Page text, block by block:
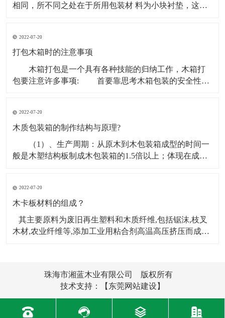
相同，所不同之处在于所用包装材 料为小块衬垫，这些
箱的用包装材料把易碎物品填塞起来或进行加固 ，这样
可以吸收振动或冲击的能量，并将其引导到产品强度
2022-07-20
打包木箱时的注意事项
木箱打包是一个具有各种技能的归纳工作，木箱打
包要注意许多事项: 首要靠思考木箱包装的安全性和
木箱打包之前要先上门丈量标准，其非有必要查询机器
设备的底座组织，看底座是带轮子的仍是脚杯的，假定
2022-07-20
木质包装箱的制作结构与原理?
（1）、生产周期：从原木到木包装箱成型的时间一
般是木塑结构板制成木包装箱的1.5倍以上；体现在成本
变，用原木制箱10人完成的量，而用木塑结构板制箱则
只需3人即可完成，节约人工工资约70%，同时
2022-07-20
木卡板材料的组成？
其主要原料为废旧再生塑料和木质纤维,包括锯沫,枝叉
木材,农业纤维等,添加工业用粘合剂高温高压挤压而成。
木卡板的材料由珠海市湘蓝木业有限公司 版权所有
技术支持：
【东莞网站建设】